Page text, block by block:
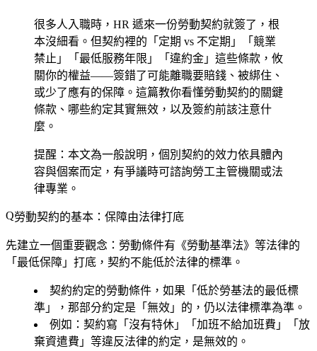
很多人入職時，HR 遞來一份勞動契約就簽了，根
本沒細看。但契約裡的「定期 vs 不定期」「競業
禁止」「最低服務年限」「違約金」這些條款，攸
關你的權益——簽錯了可能離職要賠錢、被綁住、
或少了應有的保障。這篇教你看懂勞動契約的關鍵
條款、哪些約定其實無效，以及簽約前該注意什
麼。
提醒：本文為一般說明，個別契約的效力依具體內
容與個案而定，有爭議時可諮詢勞工主管機關或法
律專業。
勞動契約的基本：保障由法律打底
先建立一個重要觀念： 勞動條件有《勞動基準法》等法律的
「最低保障」打底，契約不能低於法律的標準。
契約約定的勞動條件，如果「低於勞基法的最低標
準」，那部分約定是「無效」的，仍以法律標準為準。
例如：契約寫「沒有特休」「加班不給加班費」「放
棄資遣費」等違反法律的約定，是無效的。